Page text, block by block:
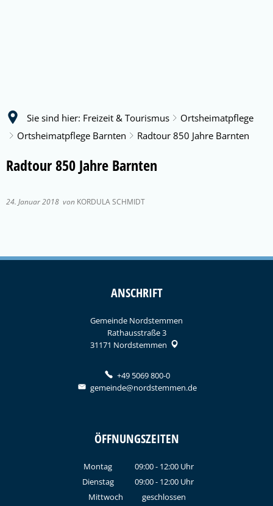
Sie sind hier: Freizeit & Tourismus
Ortsheimatpflege
Ortsheimatpflege Barnten
Radtour 850 Jahre Barnten
Radtour 850 Jahre Barnten
24. Januar 2018 von KORDULA SCHMIDT
ANSCHRIFT
Gemeinde Nordstemmen
Rathausstraße 3
31171 Nordstemmen
+49 5069 800-0
gemeinde@nordstemmen.de
ÖFFNUNGSZEITEN
Montag 09:00- 12:00Uhr
Von 09:00 bis 12:00 Uhr
Dienstag 09:00- 12:00Uhr
Von 09:00 bis 12:00 Uhr
Mittwoch
geschlossen